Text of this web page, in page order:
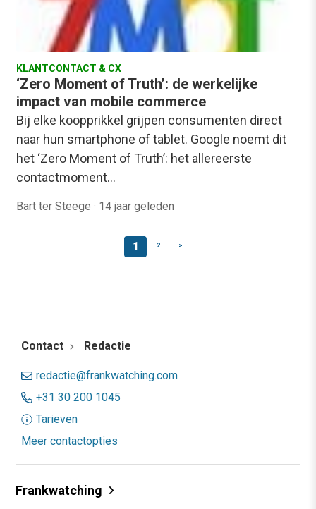
KLANTCONTACT & CX
‘Zero Moment of Truth’: de werkelijke
impact van mobile commerce
Bij elke koopprikkel grijpen consumenten direct
naar hun smartphone of tablet. Google noemt dit
het ‘Zero Moment of Truth’: het allereerste
contactmoment…
Bart ter Steege · 14 jaar geleden
1 2 >
Contact Redactie
redactie@frankwatching.com
+31 30 200 1045
Tarieven
Meer contactopties
Frankwatching